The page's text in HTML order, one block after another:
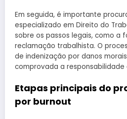
Em seguida, é importante
especializado em Direito do
sobre os passos legais, como a
reclamação trabalhista. O
de indenização por danos
comprovada a
Etapas principais do
por burnout